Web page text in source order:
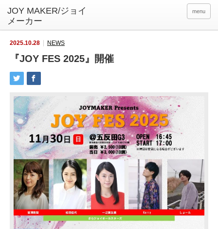
menu
2025.10.28 NEWS
『JOY FES 2025』開催